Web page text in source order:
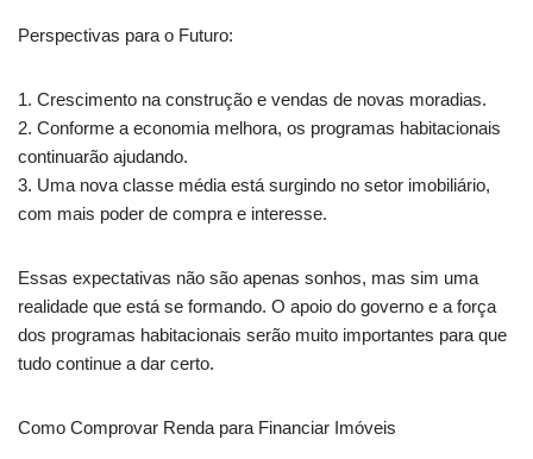
Perspectivas para o Futuro:
1. Crescimento na construção e vendas de novas moradias.
2. Conforme a economia melhora, os programas habitacionais
continuarão ajudando.
3. Uma nova classe média está surgindo no setor imobiliário,
com mais poder de compra e interesse.
Essas expectativas não são apenas sonhos, mas sim uma
realidade que está se formando. O apoio do governo e a força
dos programas habitacionais serão muito importantes para que
tudo continue a dar certo.
Como Comprovar Renda para Financiar Imóveis